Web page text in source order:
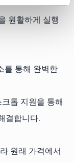
원활하게 실행
를 통해 완벽한
톱 지원을 통해
결합니다.
원래 가격에서